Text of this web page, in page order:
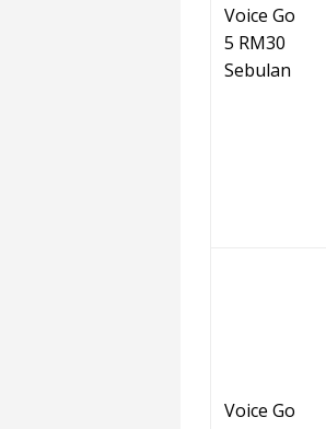
Voice Go
5 RM30
Sebulan
Voice Go